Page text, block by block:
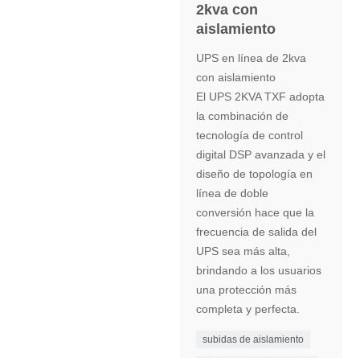
2kva con
aislamiento
UPS en línea de 2kva
con aislamiento
El UPS 2KVA TXF adopta
la combinación de
tecnología de control
digital DSP avanzada y el
diseño de topología en
línea de doble
conversión hace que la
frecuencia de salida del
UPS sea más alta,
brindando a los usuarios
una protección más
completa y perfecta.
subidas de aislamiento